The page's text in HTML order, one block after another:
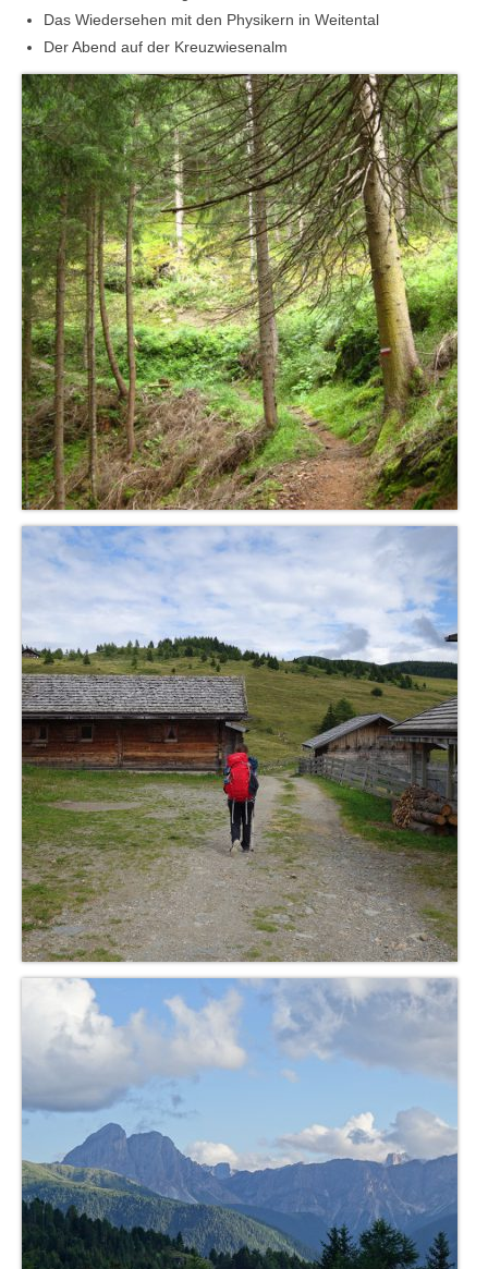
Das Wiedersehen mit den Physikern in Weitental
Der Abend auf der Kreuzwiesenalm